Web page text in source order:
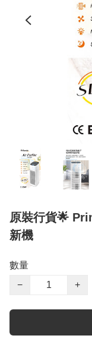
原裝行貨🌟
新機
數量
−
+